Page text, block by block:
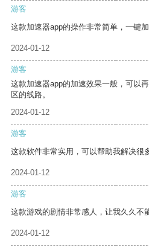
游客
这款加速器app的操作非常简单，一键
2024-01-12
游客
这款加速器app的加速效果一般，可以
区的线路。
2024-01-12
游客
这款软件非常实用，可以帮助我解决很
2024-01-12
游客
这款游戏的剧情非常感人，让我久久不
2024-01-12